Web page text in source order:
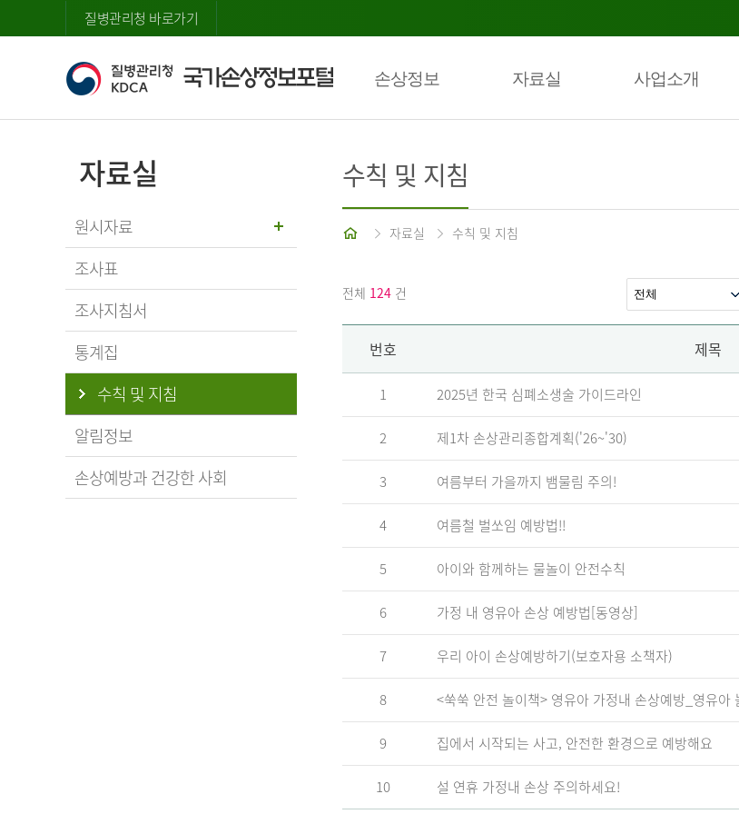
질병관리청 바로가기
손상정보 자료실 사업소개
자료실
원시자료
조사표
조사지침서
통계집
수칙 및 지침
알림정보
손상예방과 건강한 사회
수칙 및 지침
자료실 수칙 및 지침
전체 124 건
번호 제목
1 2025년 한국 심폐소생술 가이드라인
2 제1차 손상관리종합계획('26~'30)
3 여름부터 가을까지 뱀물림 주의!
4 여름철 벌쏘임 예방법!!
5 아이와 함께하는 물놀이 안전수칙
6 가정 내 영유아 손상 예방법[동영상]
7 우리 아이 손상예방하기(보호자용 소책자)
8 <쑥쑥 안전 놀이책> 영유아 가정내 손상예방_영유아
9 집에서 시작되는 사고, 안전한 환경으로 예방해요
10 설 연휴 가정내 손상 주의하세요!